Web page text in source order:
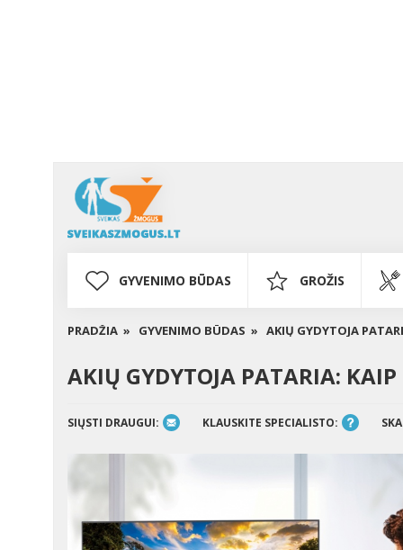
GYVENIMO BŪDAS GROŽIS
PRADŽIA » GYVENIMO BŪDAS » AKIŲ GYDYTOJA
AKIŲ GYDYTOJA PATARIA:
SIŲSTI DRAUGUI: KLAUSKITE SPECIALISTO: